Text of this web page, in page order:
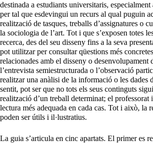
destinada a estudiants universitaris,
per tal que esdevingui un recurs al qual puguin
realització de tasques, treballs d’assignatures o
la sociologia de l’art. Tot i que s’exposen totes
recerca, des del seu disseny fins a la seva
pot utilitzar per consultar qüestions més
relacionades amb el disseny o desenvolupament
l’entrevista semiestructurada o l’observació
realitzar una anàlisi de la informació o les dades
sentit, pot ser que no tots els seus continguts
realització d’un treball determinat; el professorat
lectura més adequada en cada cas. Tot i això, la
poden ser útils i il·lustratius.
La guia s’articula en cinc apartats. El primer es